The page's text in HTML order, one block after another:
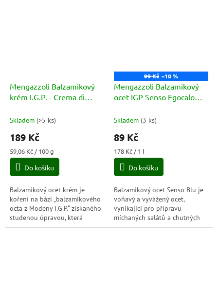
Mengazzoli Balzamikový
krém I.G.P. - Crema di
Skladem (>5 ks)
189 Kč
Měrná
cena:
59,06 Kč / 100 g
Do košíku
Balzamikový ocet krém je
koření na bázi „balzamikového
octa z Modeny I.G.P.“ získaného
studenou úpravou, která
zabraňuje karbonizaci cukrů.
99 Kč –10 %
Mengazzoli Balzamikový
ocet IGP Senso Egocalo
Modena) 500ml
Skladem (3 ks)
89 Kč
Měrná
cena:
178 Kč / 1 l
Do košíku
Balzamikový ocet Senso Blu je
voňavý a vyvážený ocet,
vynikající pro přípravu
míchaných salátů a chutných
zálivek se solí, olejem a